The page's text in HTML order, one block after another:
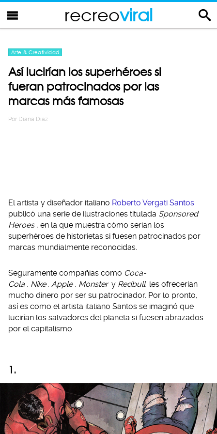
recreoviral
Arte & Creatividad
Así lucirían los superhéroes si
fueran patrocinados por las
marcas más famosas
Por Diana Diaz
El artista y diseñador italiano Roberto Vergati Santos
publicó una serie de ilustraciones titulada Sponsored
Heroes , en la que muestra cómo serían los
superhéroes de historietas si fuesen patrocinados por
marcas mundialmente reconocidas.
Seguramente compañías como Coca-
Cola , Nike , Apple , Monster y Redbull les ofrecerían
mucho dinero por ser su patrocinador. Por lo pronto,
así es como el artista italiano Santos se imaginó que
lucirían los salvadores del planeta si fuesen abrazados
por el capitalismo.
1.